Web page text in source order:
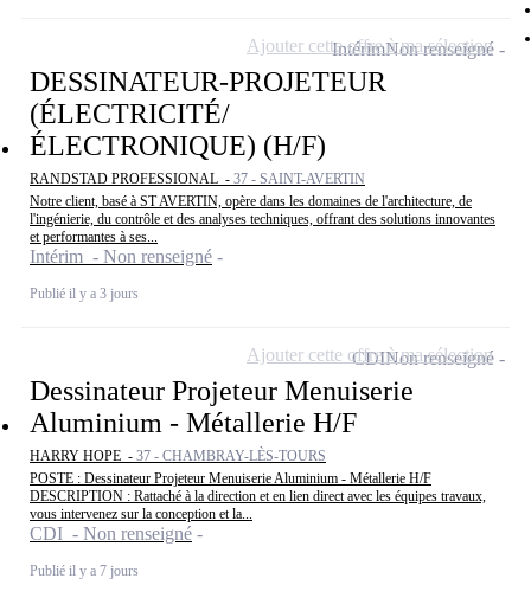
DESSINATEUR-PROJETEUR
(ÉLECTRICITÉ/
ÉLECTRONIQUE) (H/F)
RANDSTAD PROFESSIONAL - 37 - SAINT-AVERTIN
Notre client, basé à ST AVERTIN, opère dans les domaines de l'architecture, de
l'ingénierie, du contrôle et des analyses techniques, offrant des solutions innovantes
et performantes à ses...
Intérim - Non renseigné
Publié il y a 3 jours
IntérimNon renseigné
Ajouter cette offre à ma sélection
Dessinateur Projeteur Menuiserie
Aluminium - Métallerie H/F
HARRY HOPE - 37 - CHAMBRAY-LÈS-TOURS
POSTE : Dessinateur Projeteur Menuiserie Aluminium - Métallerie H/F
DESCRIPTION : Rattaché à la direction et en lien direct avec les équipes travaux,
vous intervenez sur la conception et la...
CDI - Non renseigné
Publié il y a 7 jours
CDINon renseigné
Ajouter cette offre à ma sélection